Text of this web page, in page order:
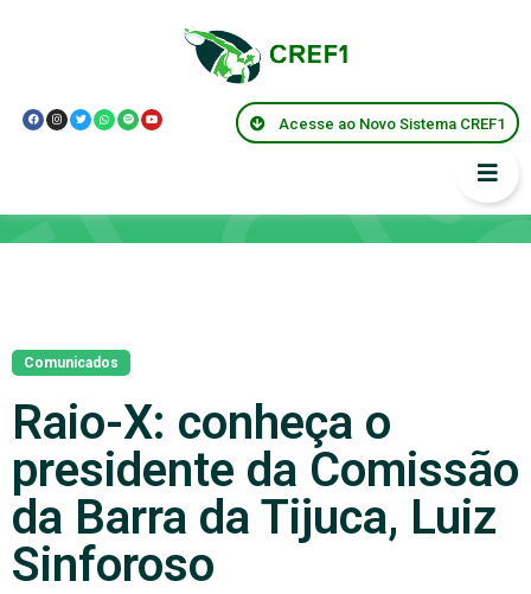
Acesse ao Novo Sistema CREF1
Comunicados
Raio-X: conheça o
presidente da Comissão
da Barra da Tijuca, Luiz
Sinforoso